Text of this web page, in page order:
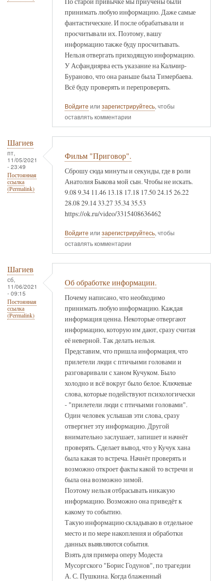
принимать любую информацию. Даже самые
фантастические. И после обрабатывали и
просчитывали их. Поэтому, вашу
информацию также буду просчитывать.
Нельзя отвергать приходящую информацию.
У Асфандиярва есть указание на Кальчир-
Бураново, что она раньше была Тимербаева.
Всё буду проверять и перепроверять.
Войдите или зарегистрируйтесь, чтобы
оставлять комментарии
Шагиев
пт,
11/05/2021
- 23:49
Постоянная
ссылка
(Permalink)
Фильм "Приговор".
Сброшу сюда минуты и секунды, где в роли
Анатолия Быкова мой сын. Чтобы не искать.
9.08 9.34 11.46 13.18 17.18 17.50 24.15 26.22
28.08 29.14 33.27 35.34 35.53
https://ok.ru/video/3315408636462
Войдите или зарегистрируйтесь, чтобы
оставлять комментарии
Шагиев
сб,
11/06/2021
- 09:15
Постоянная
ссылка
(Permalink)
Об обработке информации.
Почему написано, что необходимо
принимать любую информацию. Каждая
информация ценна. Некоторые отвергают
информацию, которую им дают, сразу считая
её неверной. Так делать нельзя.
Представим, что пришла информация, что
прилетели люди с птичьими головами и
разговаривали с ханом Кучуком. Было
холодно и всё вокруг было белое. Ключевые
слова, которые подействуют психологически
- "прилетели люди с птичьими головами".
Один человек услышав эти слова, сразу
отвергнет эту информацию. Другой
внимательно заслушает, запишет и начнёт
проверять. Сделает вывод, что у Кучук хана
была какая то встреча. Начнёт проверять и
возможно откроет факты какой то встречи и
была она возможно зимой.
Поэтому нельзя отбрасывать никакую
информацию. Возможно она приведёт к
какому то событию.
Такую информацию складываю в отдельное
место и по мере накопления и обработки
данных выявляются события.
Взять для примера оперу Модеста
Мусоргского "Борис Годунов", по трагедии
А. С. Пушкина. Когда блаженный